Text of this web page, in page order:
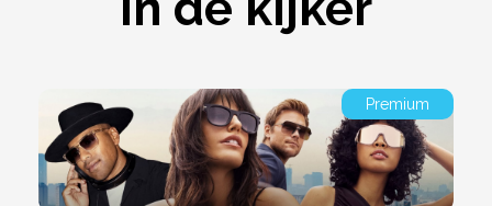
Premium